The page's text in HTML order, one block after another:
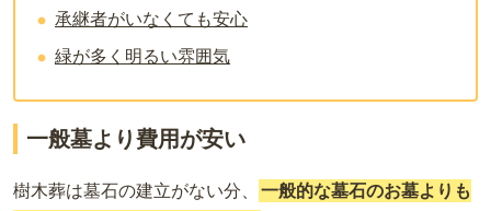
承継者がいなくても安心
緑が多く明るい雰囲気
一般墓より費用が安い
樹木葬は墓石の建立がない分、
一般的な墓石のお墓よりも